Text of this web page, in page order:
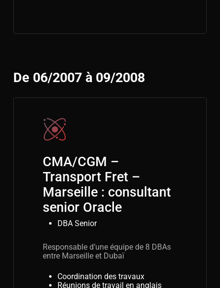
De 06/2007 à 09/2008
CMA/CGM –
Transport Fret –
Marseille : consultant
senior Oracle
DBA Senior
Responsable d’une équipe de 8 DBAs
entre Marseille et Dubaï
Coordination des travaux
Réunions de travail en anglais